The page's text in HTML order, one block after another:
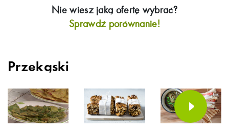
Nie wiesz jaką ofertę wybrać?
Sprawdź porównanie!
Przekąski